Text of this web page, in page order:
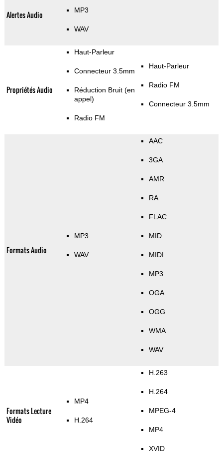
Alertes Audio MP3
WAV
Propriétés Audio
Haut-Parleur
Connecteur 3.5mm
Réduction Bruit (en
appel)
Radio FM
Haut-Parleur
Radio FM
Connecteur 3.5mm
Formats Audio
MP3
WAV
AAC
3GA
AMR
RA
FLAC
MID
MIDI
MP3
OGA
OGG
WMA
WAV
Formats Lecture
Vidéo
MP4
H.264
H.263
H.264
MPEG-4
MP4
XVID